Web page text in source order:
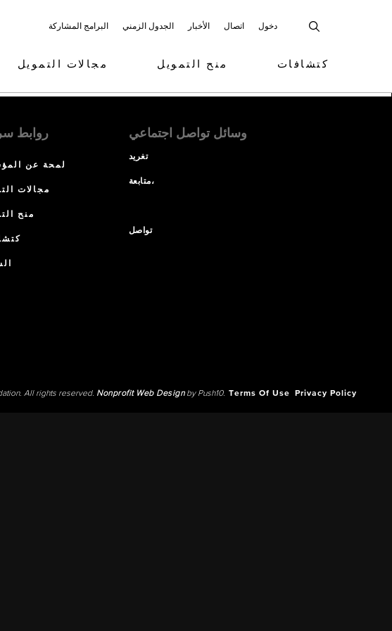
البرامج المشاركة الجدول الزمني الأخبار اتصال دخول
مجالات التمويل منح التمويل كتشافات
روابط
لمحة عن
مجالات
منح
وسائل تواصل اجتماعي
تغريد
متابعة،
تواصل
All rights reserved. Nonprofit Web Designby Push10. Terms Of Use Privacy Policy